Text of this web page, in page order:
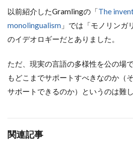
以前紹介したGramlingの「The
monolingualism 」では「モノリンガ
のイデオロギーだとありました。
ただ、現実の言語の多様性を公の場
もどこまでサポートすべきなのか（
サポートできるのか）というのは難
関連記事